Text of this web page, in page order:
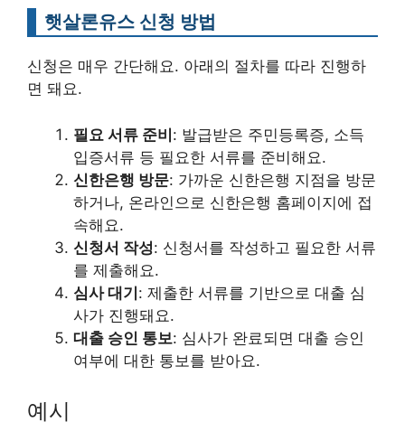
햇살론유스 신청 방법
신청은 매우 간단해요. 아래의 절차를 따라 진행하
면 돼요.
필요 서류 준비: 발급받은 주민등록증, 소득
입증서류 등 필요한 서류를 준비해요.
신한은행 방문: 가까운 신한은행 지점을 방문
하거나, 온라인으로 신한은행 홈페이지에 접
속해요.
신청서 작성: 신청서를 작성하고 필요한 서류
를 제출해요.
심사 대기: 제출한 서류를 기반으로 대출 심
사가 진행돼요.
대출 승인 통보: 심사가 완료되면 대출 승인
여부에 대한 통보를 받아요.
예시